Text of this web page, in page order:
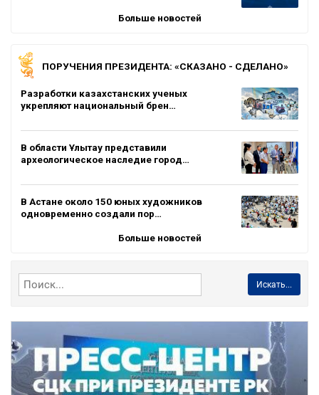
Больше новостей
ПОРУЧЕНИЯ ПРЕЗИДЕНТА: «СКАЗАНО - СДЕЛАНО»
Разработки казахстанских ученых
укрепляют национальный брен…
В области Ұлытау представили
археологическое наследие город…
В Астане около 150 юных художников
одновременно создали пор…
Больше новостей
Искать...